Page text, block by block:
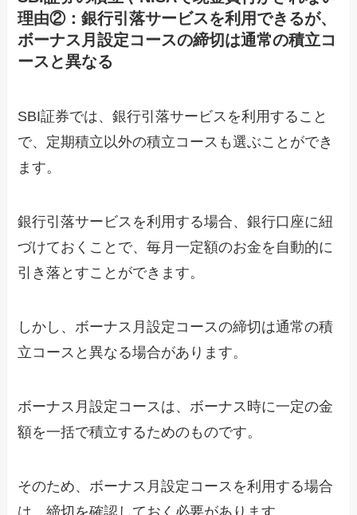
理由②：銀行引落サービスを利用できるが、
ボーナス月設定コースの締切は通常の積立コ
ースと異なる
SBI証券では、銀行引落サービスを利用すること
で、定期積立以外の積立コースも選ぶことができ
ます。
銀行引落サービスを利用する場合、銀行口座に紐
づけておくことで、毎月一定額のお金を自動的に
引き落とすことができます。
しかし、ボーナス月設定コースの締切は通常の積
立コースと異なる場合があります。
ボーナス月設定コースは、ボーナス時に一定の金
額を一括で積立するためのものです。
そのため、ボーナス月設定コースを利用する場合
は、締切を確認しておく必要があります。